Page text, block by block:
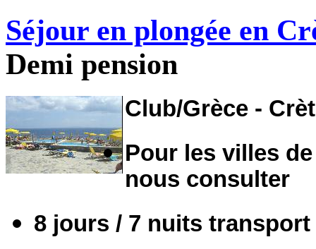
Séjour en plongée en
Demi pension
Club/Grèce -
Pour les villes
nous consulter
8 jours / 7 nuits transport